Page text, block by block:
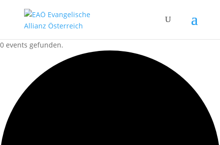
0 events gefunden.